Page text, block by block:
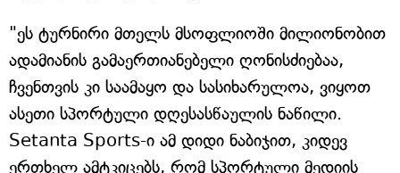
"ეს ტურნირი მთელს მსოფლიოში მილიონობით
ადამიანის გამაერთიანებელი ღონისძიებაა,
ჩვენთვის კი საამაყო და სასიხარულოა, ვიყოთ
ასეთი სპორტული დღესასწაულის ნაწილი.
Setanta Sports-ი ამ დიდი ნაბიჯით, კიდევ
ერთხელ ამტკიცებს, რომ სპორტული მედიის